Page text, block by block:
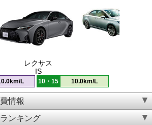
レクサス
IS
L 10・15 10.0km/L
情報
ンキング